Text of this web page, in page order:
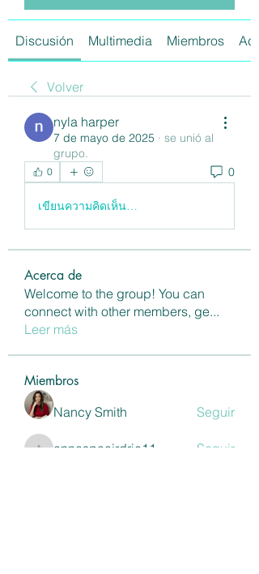
Discusión Multimedia Miembros
Volver
nyla harper
7 de mayo de 2025 · se unió al
grupo.
0 0
เขียนความคิดเห็น…
Acerca de
Welcome to the group! You can
connect with other members, ge...
Leer más
Miembros
Nancy Smith Seguir
annaspaairdrie11 Seguir